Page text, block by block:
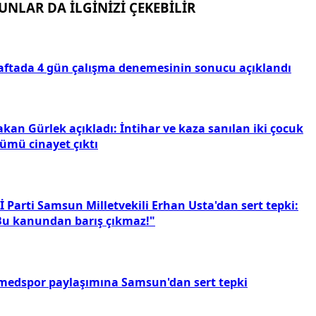
DA İLGİNİZİ ÇEKEBİLİR
4 gün çalışma denemesinin sonucu açıklandı
Gürlek açıkladı: İntihar ve kaza sanılan iki çocuk
cinayet çıktı
Parti Samsun Milletvekili Erhan Usta'dan sert tepki:
kanundan barış çıkmaz!"
paylaşımına Samsun'dan sert tepki